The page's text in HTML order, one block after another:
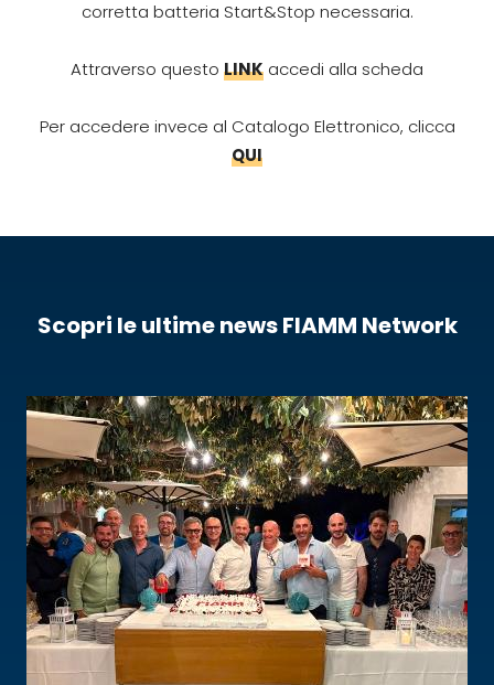
corretta batteria Start&Stop necessaria.
Attraverso questo LINK accedi alla scheda
Per accedere invece al Catalogo Elettronico, clicca
QUI
Scopri le ultime news FIAMM Network